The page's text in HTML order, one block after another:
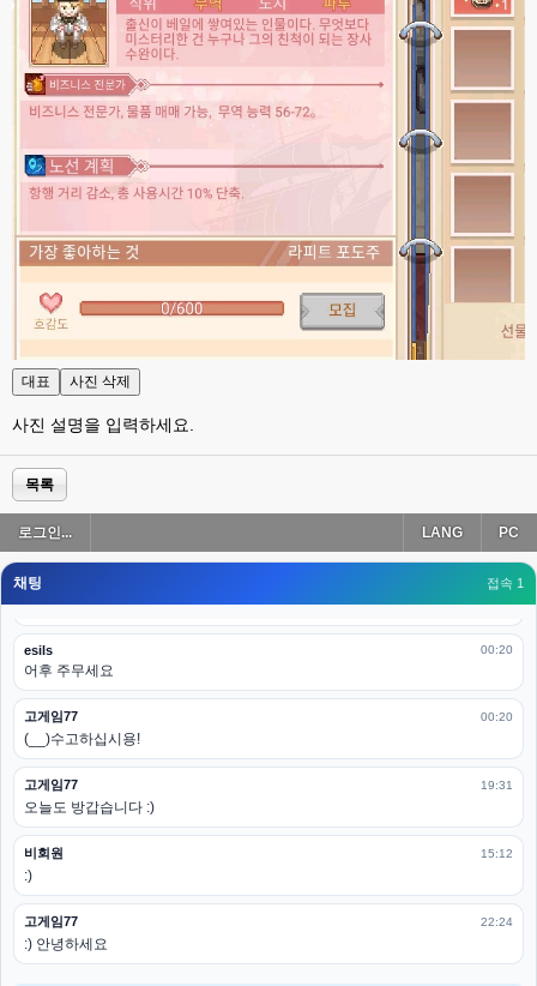
대표 사진 삭제
사진 설명을 입력하세요.
목록
로그인... PC
LANG
채팅 접속 1
음
esils
폰으로 접속해보니 3이 되는데
esils
고게임77
esils 00:19
고게임77
밑에 일반웹게임이 더있었네요
esils
esils 00:19
다 펼쳐두면 너무길어서 ..
esils 00:19
모바일로 보는데도 좀 불편하더라구요
고게임77 00:19
아 ㅋㅋ 내일도 심심하면 들리겠습니다. 벌써 12시가 넘었었네요
esils 00:20
어후 주무세요
고게임77 00:20
(__)수고하십시용!
고게임77 19:31
오늘도 방갑습니다 :)
비회원 15:12
:)
고게임77 22:24
:) 안녕하세요